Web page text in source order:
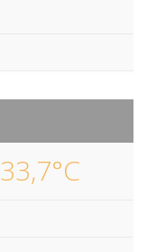
33,7°C